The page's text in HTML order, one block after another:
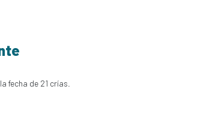
fecha de 21 crías.